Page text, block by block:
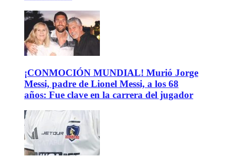
¡CONMOCIÓN MUNDIAL! Murió Jorge
Messi, padre de Lionel Messi, a los 68
años: Fue clave en la carrera del jugador